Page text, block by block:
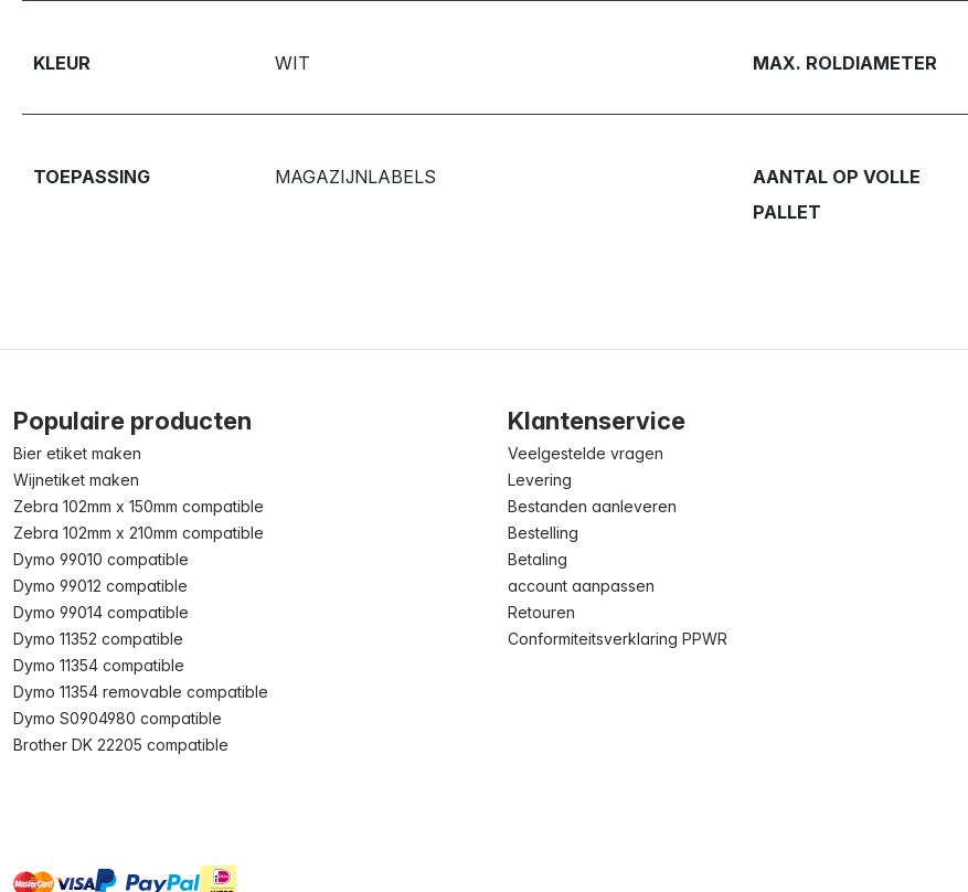
KLEUR WIT MAX. ROLDIAMETER
TOEPASSING MAGAZIJNLABELS
AANTAL OP VOLLE
PALLET
Populaire producten
Bier etiket maken
Wijnetiket maken
Zebra 102mm x 150mm compatible
Zebra 102mm x 210mm compatible
Dymo 99010 compatible
Dymo 99012 compatible
Dymo 99014 compatible
Dymo 11352 compatible
Dymo 11354 compatible
Dymo 11354 removable compatible
Dymo S0904980 compatible
Brother DK 22205 compatible
Klantenservice
Veelgestelde vragen
Levering
Bestanden aanleveren
Bestelling
Betaling
account aanpassen
Retouren
Conformiteitsverklaring PPWR
mastervisa paypal ideal